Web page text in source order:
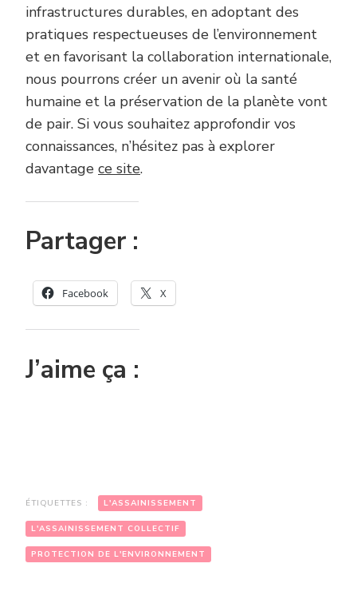
infrastructures durables, en adoptant des
pratiques respectueuses de l’environnement
et en favorisant la collaboration internationale,
nous pourrons créer un avenir où la santé
humaine et la préservation de la planète vont
de pair. Si vous souhaitez approfondir vos
connaissances, n’hésitez pas à explorer
davantage ce site.
Partager :
Facebook X
J’aime ça :
ÉTIQUETTES : L'ASSAINISSEMENT
L'ASSAINISSEMENT COLLECTIF
PROTECTION DE L'ENVIRONNEMENT